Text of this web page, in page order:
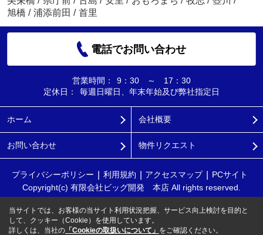
旭橋 / 浦添前田 / 首里
電話でお問い合わせ
営業時間：
9：30 ～ 17：30
定休日：
毎週日曜日、年末年始及び弊社指定日
ホーム 会社概要
お問い合わせ 物件リクエスト
プライバシーポリシー 利用規約 アクセスマップ
PCサイト
Copyright(c) 有限会社ビッグ開発 本店 All rights reserved.
当サイトでは、お客様の当サイト利用状況把握、サービス向上検討を目的と
して、クッキー（Cookie）を使用しています。
詳しくは、当社の 「Cookieの取扱いについて」 をご確認ください。